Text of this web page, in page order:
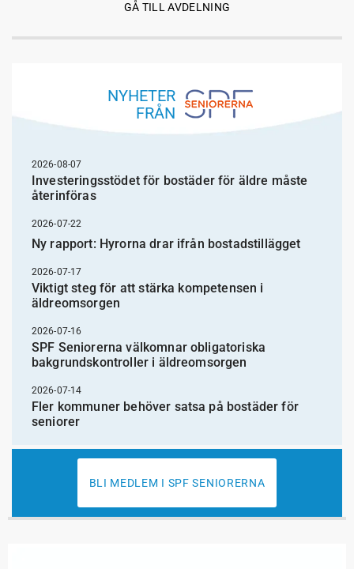
GÅ TILL AVDELNING
NYHETER
FRÅN
2026-08-07
Investeringsstödet för bostäder för äldre måste
återinföras
2026-07-22
Ny rapport: Hyrorna drar ifrån bostadstillägget
2026-07-17
Viktigt steg för att stärka kompetensen i
äldreomsorgen
2026-07-16
SPF Seniorerna välkomnar obligatoriska
bakgrundskontroller i äldreomsorgen
2026-07-14
Fler kommuner behöver satsa på bostäder för
seniorer
BLI MEDLEM I SPF SENIORERNA